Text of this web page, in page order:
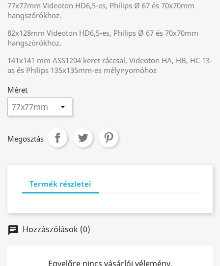
77x77mm Videoton HD6,5-es, Philips Ø 67 és 70x70mm
hangszórókhoz.
82x128mm Videoton HD6,5-es, Philips Ø 67 és 70x70mm
hangszórókhoz.
141x141 mm ASS1204 keret ráccsal, Videoton HA, HB, HC 13-
as és Philips 135x135mm-es mélynyomóhoz
Méret
Megosztás
Termék részletei
chat Hozzászólások (0)
Egyelőre nincs vásárlói vélemény.